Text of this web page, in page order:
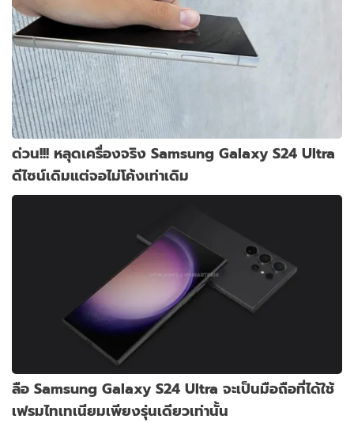
ด่วน!!! หลุดเครื่องจริง Samsung Galaxy S24 Ultra
ดีไซน์เดิมแต่จอไม่โค้งเท่าเดิม
ลือ Samsung Galaxy S24 Ultra จะเป็นมือถือที่ได้ใช้
เฟรมไทเทเนียมเพียงรุ่นเดียวเท่านั้น